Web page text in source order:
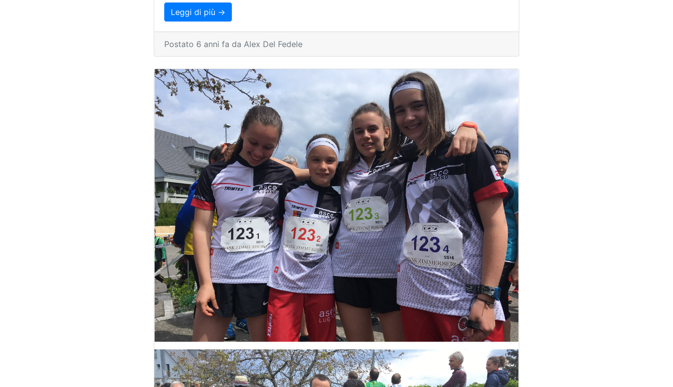
Leggi di più →
Postato 6 anni fa da Alex Del Fedele